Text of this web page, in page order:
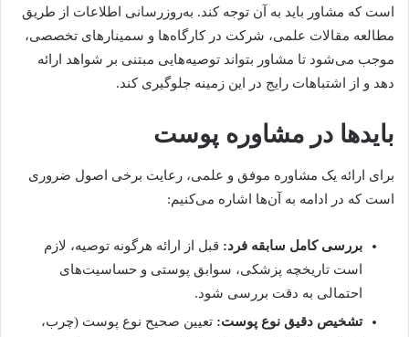
است که مشاور باید به آن توجه کند. به‌روزرسانی اطلاعات از طریق
مطالعه مقالات علمی، شرکت در کارگاه‌ها و سمینارهای تخصصی،
موجب می‌شود تا مشاور بتواند توصیه‌هایی مبتنی بر شواهد ارائه
دهد و از اشتباهات رایج در این زمینه جلوگیری کند.
بایدها در مشاوره پوست
برای ارائه یک مشاوره موفق و علمی، رعایت برخی اصول ضروری
است که در ادامه به آن‌ها اشاره می‌کنیم:
بررسی کامل سابقه فرد: قبل از ارائه هرگونه توصیه، لازم
است تاریخچه پزشکی، سوابق پوستی و حساسیت‌های
احتمالی به دقت بررسی شود.
تشخیص دقیق نوع پوست: تعیین صحیح نوع پوست (چرب،